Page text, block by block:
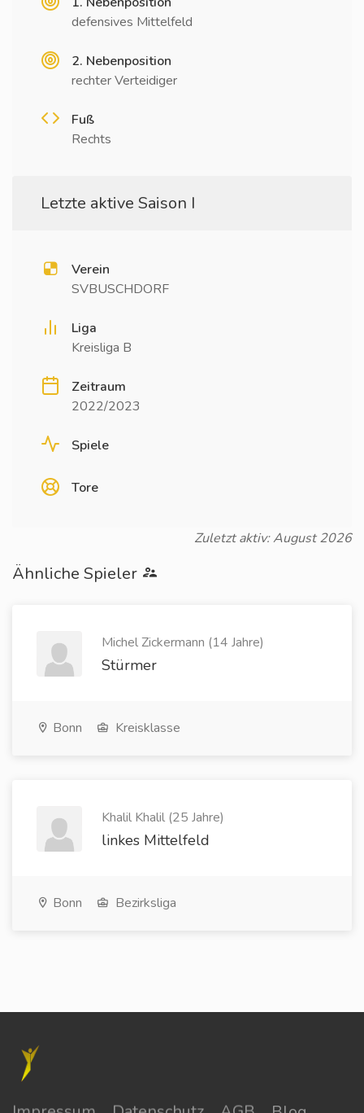
defensives Mittelfeld
2. Nebenposition
rechter Verteidiger
Fuß
Rechts
Letzte aktive Saison I
Verein
SVBUSCHDORF
Liga
Kreisliga B
Zeitraum
2022/2023
Spiele
Tore
Zuletzt aktiv: August 2026
Ähnliche Spieler
Michel Zickermann (14 Jahre)
Stürmer
Bonn Kreisklasse
Khalil Khalil (25 Jahre)
linkes Mittelfeld
Bonn Bezirksliga